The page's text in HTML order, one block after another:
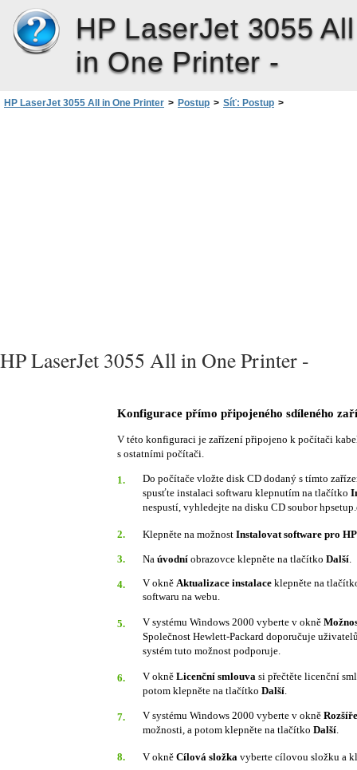
HP LaserJet 3055 All
in One Printer -
HP LaserJet 3055 All in One Printer > Postup > Síť: Postup >
HP LaserJet 3055 All in One Printer -
Konfigurace přímo připojeného sdíleného
V této konfiguraci je zařízení připojeno k počítači
s ostatními počítači.
1.
Do počítače vložte disk CD dodaný s tímto
spusťte instalaci softwaru klepnutím na tlačítko
nespustí, vyhledejte na disku CD soubor
2. Klepněte na možnost Instalovat software pro
3. Na úvodní obrazovce klepněte na tlačítko Další.
4. V okně Aktualizace instalace klepněte na
softwaru na webu.
5. V systému Windows 2000 vyberte v okně
Společnost Hewlett-Packard doporučuje
systém tuto možnost podporuje.
6. V okně Licenční smlouva si přečtěte licenční
potom klepněte na tlačítko Další.
7. V systému Windows 2000 vyberte v okně
možnosti, a potom klepněte na tlačítko Další.
8. V okně Cílová složka vyberte cílovou složku a